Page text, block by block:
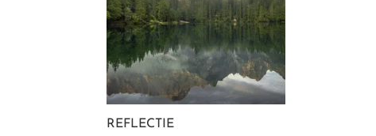
REFLECTIE